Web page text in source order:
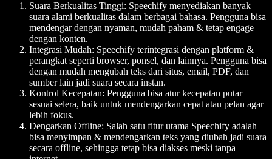
Suara Berkualitas Tinggi: Speechify menyediakan banyak
suara alami berkualitas dalam berbagai bahasa. Pengguna bisa
mendengar dengan nyaman, mudah paham & tetap engage
dengan konten.
Integrasi Mudah: Speechify terintegrasi dengan platform &
perangkat seperti browser, ponsel, dan lainnya. Pengguna bisa
dengan mudah mengubah teks dari situs, email, PDF, dan
sumber lain jadi suara secara instan.
Kontrol Kecepatan: Pengguna bisa atur kecepatan putar
sesuai selera, baik untuk mendengarkan cepat atau pelan agar
lebih fokus.
Dengarkan Offline: Salah satu fitur utama Speechify adalah
bisa menyimpan & mendengarkan teks yang diubah jadi suara
secara offline, sehingga tetap bisa diakses meski tanpa